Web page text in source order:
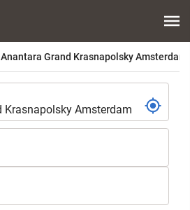
Anantara Grand Krasnapolsky Amsterdam